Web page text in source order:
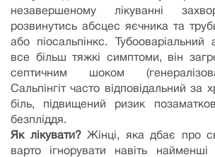
незавершеному лікуванні
розвинутись абсцес яєчника та
або піосальпінкс. Тубооваріальний
все більш тяжкі симптоми, він
септичним шоком
Сальпінгіт часто відповідальний за
біль, підвищений ризик
безпліддя.
Як лікувати?Жінці, яка дбає про
варто ігнорувати навіть